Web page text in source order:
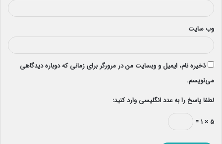
وب‌ سایت
ذخیره نام، ایمیل و وبسایت من در مرورگر برای زمانی که دوباره دیدگاهی
می‌نویسم.
لطفا پاسخ را به عدد انگلیسی وارد کنید:
۵ × ۱ =